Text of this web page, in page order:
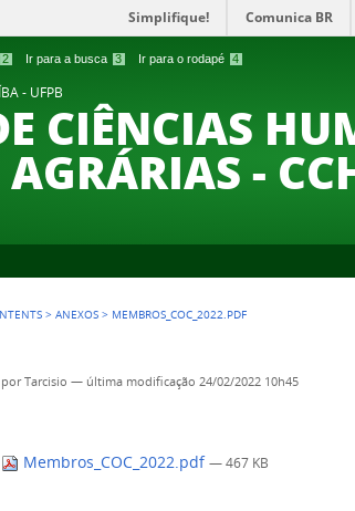
2 Ir para a busca 3 Ir para o rodapé 4
Simplifique! Comunica BR
- UFPB
CIÊNCIAS
-
>ANEXOS > MEMBROS_COC_2022.PDF
porTarcisio — última modificação 24/02/2022 10h45
Membros_COC_2022.pdf— 467 KB